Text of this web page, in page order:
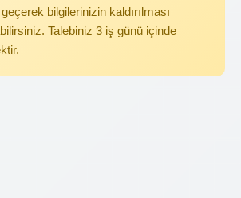
bilgilerinizin kaldırılması
Talebiniz 3 iş günü içinde